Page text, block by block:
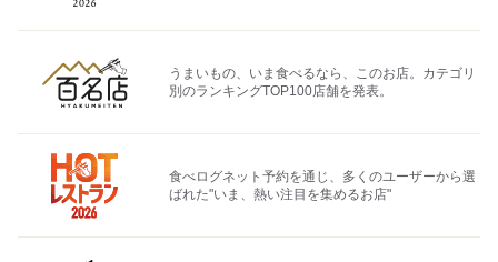
うまいもの、いま食べるなら、このお店。カテゴリ
別のランキングTOP100店舗を発表。
食べログネット予約を通じ、多くのユーザーから選
ばれた"いま、熱い注目を集めるお店"